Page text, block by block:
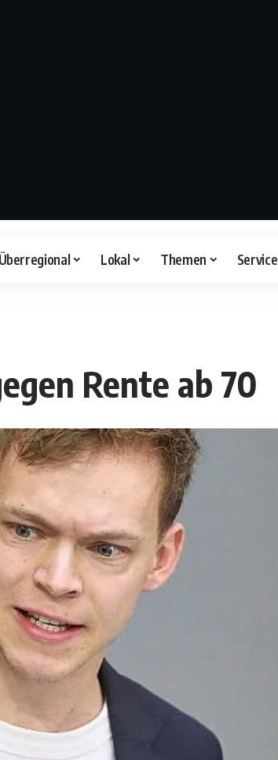
Überregional Lokal Themen Service
Rente ab 70